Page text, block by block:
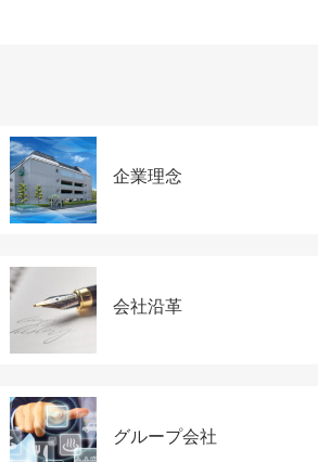
企業理念
会社沿革
グループ会社